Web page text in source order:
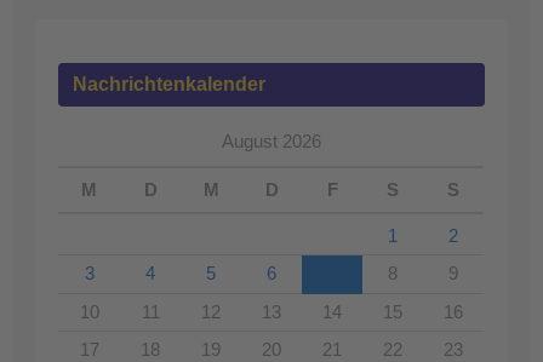
Nachrichtenkalender
August 2026
M D M D F S S
1
2
3
4 5 6 8
9
10
11 12 13 14 15
16
17
18 19 20 21 22
23